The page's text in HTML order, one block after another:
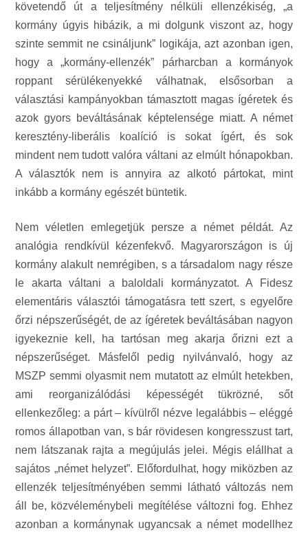
követendő út a teljesítmény nélküli ellenzékiség, „a
kormány úgyis hibázik, a mi dolgunk viszont az, hogy
szinte semmit ne csináljunk” logikája, azt azonban igen,
hogy a „kormány-ellenzék” párharcban a kormányok
roppant sérülékenyekké válhatnak, elsősorban a
választási kampányokban támasztott magas ígéretek és
azok gyors beváltásának képtelensége miatt. A német
keresztény-liberális koalíció is sokat ígért, és sok
mindent nem tudott valóra váltani az elmúlt hónapokban.
A választók nem is annyira az alkotó pártokat, mint
inkább a kormány egészét büntetik.
Nem véletlen emlegetjük persze a német példát. Az
analógia rendkívül kézenfekvő. Magyarországon is új
kormány alakult nemrégiben, s a társadalom nagy része
le akarta váltani a baloldali kormányzatot. A Fidesz
elementáris választói támogatásra tett szert, s egyelőre
őrzi népszerűségét, de az ígéretek beváltásában nagyon
igyekeznie kell, ha tartósan meg akarja őrizni ezt a
népszerűséget. Másfelől pedig nyilvánvaló, hogy az
MSZP semmi olyasmit nem mutatott az elmúlt hetekben,
ami reorganizálódási képességét tükrözné, sőt
ellenkezőleg: a párt – kívülről nézve legalábbis – eléggé
romos állapotban van, s bár rövidesen kongresszust tart,
nem látszanak rajta a megújulás jelei. Mégis elállhat a
sajátos „német helyzet”. Előfordulhat, hogy miközben az
ellenzék teljesítményében semmi látható változás nem
áll be, közvéleménybeli megítélése változni fog. Ehhez
azonban a kormánynak ugyancsak a német modellhez